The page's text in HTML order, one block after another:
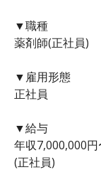
▼職種
薬剤師(正社員)
▼雇用形態
正社員
▼給与
年収7,000,000
(正社員)